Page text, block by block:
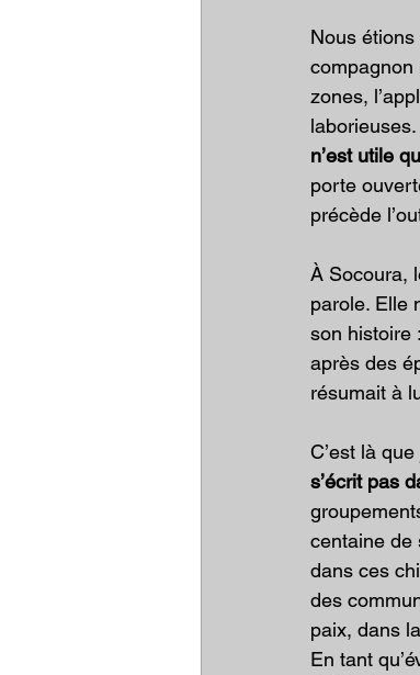
Nous
compagnon
zones,
n’est utile
porte
précède
À Socoura,
parole. Elle
son histoire
après des
résumait à
C’est là
s’écrit pas
centaine de
dans ces
des
paix, dans
En tant